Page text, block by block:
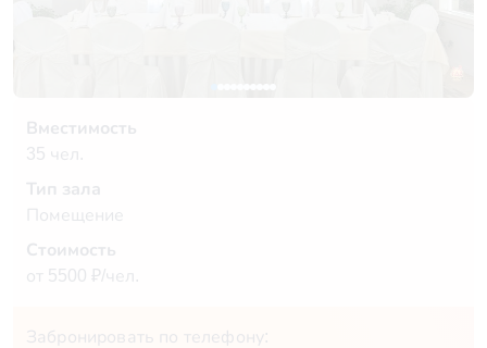
Вместимость
35 чел.
Тип зала
Помещение
Стоимость
от 5500 ₽/чел.
Забронировать по телефону: